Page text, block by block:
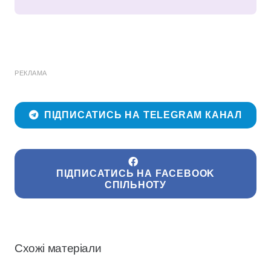
РЕКЛАМА
ПІДПИСАТИСЬ НА TELEGRAM КАНАЛ
ПІДПИСАТИСЬ НА FACEBOOK
СПІЛЬНОТУ
Схожі матеріали